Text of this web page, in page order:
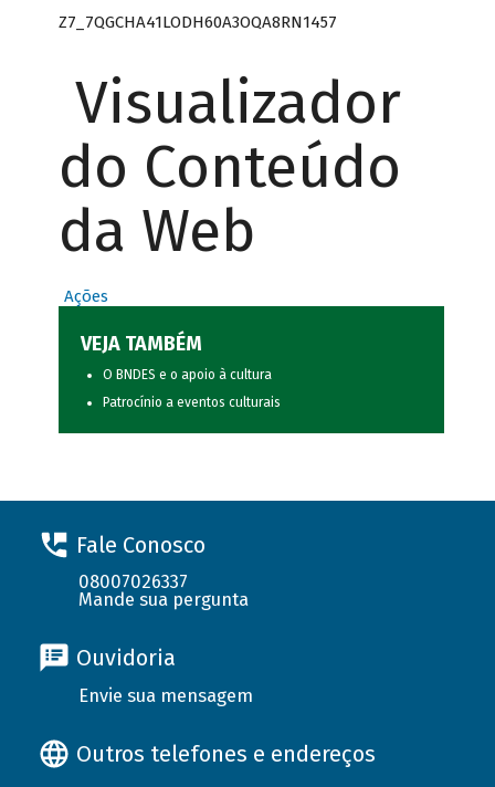
Z7_7QGCHA41LODH60A3OQA8RN1457
Visualizador
do Conteúdo
da Web
Ações
VEJA TAMBÉM
O BNDES e o apoio à cultura
Patrocínio a eventos culturais
Fale Conosco
08007026337
Mande sua pergunta
Ouvidoria
Envie sua mensagem
Outros telefones e endereços